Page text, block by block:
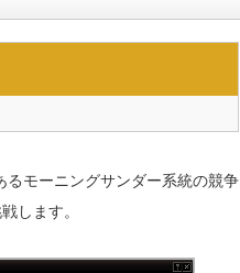
モーニングサンダー系統の競争
します。